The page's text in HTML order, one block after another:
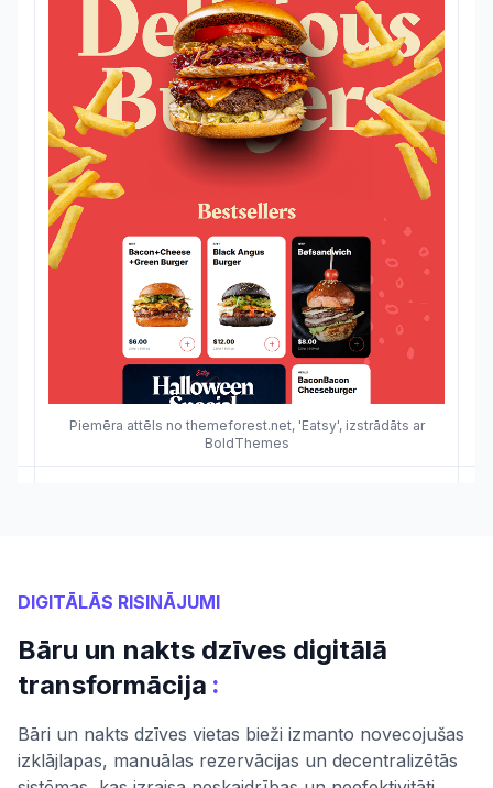
Piemēra attēls no themeforest.net, 'Eatsy', izstrādāts ar
BoldThemes
DIGITĀLĀS RISINĀJUMI
Bāru un nakts dzīves digitālā
transformācija :
Bāri un nakts dzīves vietas bieži izmanto novecojušas
izklājlapas, manuālas rezervācijas un decentralizētās